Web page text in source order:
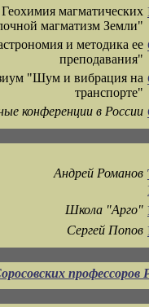
магматических
магматизм Земли"
и методика ее
преподавания"
"Шум и вибрация на
транспорте"
конференции в России
Андрей Романов
Школа "Арго"
Сергей Попов